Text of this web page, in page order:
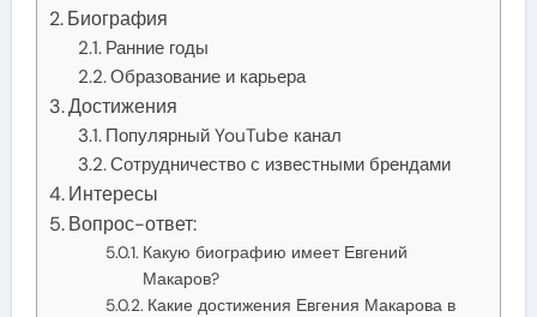
Биография
Ранние годы
Образование и карьера
Достижения
Популярный YouTube канал
Сотрудничество с известными брендами
Интересы
Вопрос-ответ:
Какую биографию имеет Евгений
Макаров?
Какие достижения Евгения Макарова в